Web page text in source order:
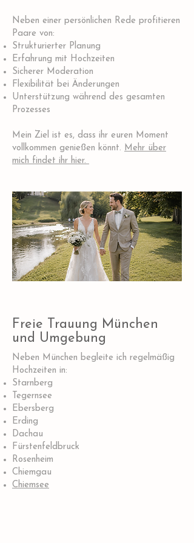
Neben einer persönlichen Rede profitieren
Paare von:
Strukturierter Planung
Erfahrung mit Hochzeiten
Sicherer Moderation
Flexibilität bei Änderungen
Unterstützung während des gesamten
Prozesses
Mein Ziel ist es, dass ihr euren Moment
vollkommen genießen könnt. Mehr über
mich findet ihr hier.
Freie Trauung München
und Umgebung
Neben München begleite ich regelmäßig
Hochzeiten in:
Starnberg
Tegernsee
Ebersberg
Erding
Dachau
Fürstenfeldbruck
Rosenheim
Chiemgau
Chiemsee